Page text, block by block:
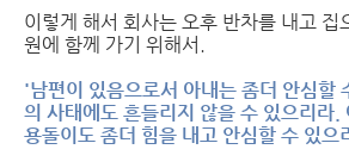
이렇게 해서 회사는 오후 반차를 내고 집
원에 함께 가기 위해서.
'남편이 있음으로서 아내는 좀더 안심할
의 사태에도 흔들리지 않을 수 있으리라.
용돌이도 좀더 힘을 내고 안심할 수 있으